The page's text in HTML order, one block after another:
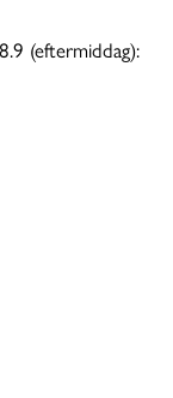
(eftermiddag):